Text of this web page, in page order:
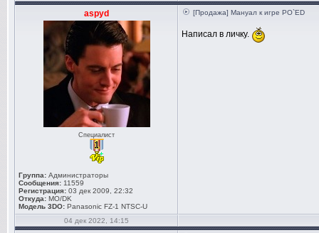
aspyd
Специалист
Группа: Администраторы
Сообщения: 11559
Регистрация: 03 дек 2009, 22:32
Откуда: MO/DK
Модель 3DO: Panasonic FZ-1 NTSC-U
[Продажа] Мануал к игре PO`ED
Написал в личку.
04 дек 2022, 14:15